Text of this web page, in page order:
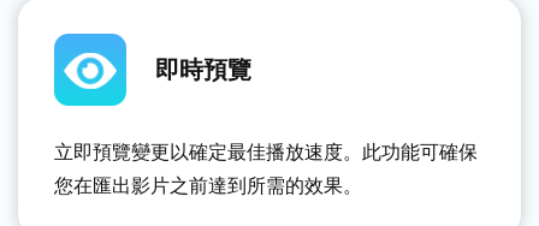
即時預覽
立即預覽變更以確定最佳播放速度。此功能可確保
您在匯出影片之前達到所需的效果。